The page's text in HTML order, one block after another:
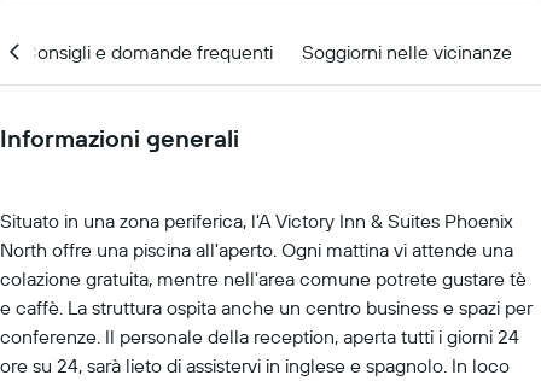
Consigli e domande frequenti Soggiorni nelle vicinanze
Informazioni generali
Situato in una zona periferica, l'A Victory Inn & Suites Phoenix
North offre una piscina all'aperto. Ogni mattina vi attende una
colazione gratuita, mentre nell'area comune potrete gustare tè
e caffè. La struttura ospita anche un centro business e spazi per
conferenze. Il personale della reception, aperta tutti i giorni 24
ore su 24, sarà lieto di assistervi in inglese e spagnolo. In loco